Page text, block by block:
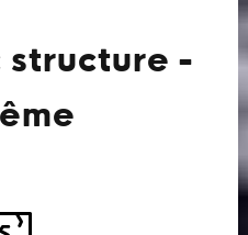
structure -